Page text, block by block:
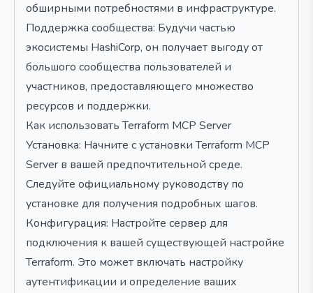
обширными потребностями в инфраструктуре.
Поддержка сообщества: Будучи частью
экосистемы HashiCorp, он получает выгоду от
большого сообщества пользователей и
участников, предоставляющего множество
ресурсов и поддержки.
Как использовать Terraform MCP Server
Установка: Начните с установки Terraform MCP
Server в вашей предпочтительной среде.
Следуйте официальному руководству по
установке для получения подробных шагов.
Конфигурация: Настройте сервер для
подключения к вашей существующей настройке
Terraform. Это может включать настройку
аутентификации и определение ваших